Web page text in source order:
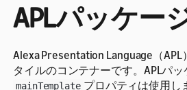
APLパッケー
Alexa Presentation Language（
タイルのコンテナーです。APLパ
mainTemplate プロパティは使用し